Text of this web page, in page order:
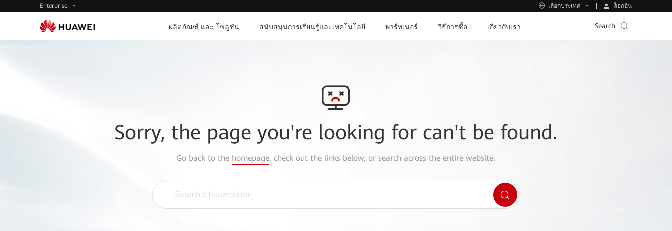
Enterprise เลือกประเทศ ล็อกอิน
ผลิตภัณฑ์ และ โซลูชัน สนับสนุนการเรียนรู้และเทคโนโลยี พาร์ทเนอร์ วิธีการซื้อ เกี่ยวกับเรา Search
Sorry, the page you're looking for can't be found.
Go back to the homepage, check out the links below, or search across the entire website.